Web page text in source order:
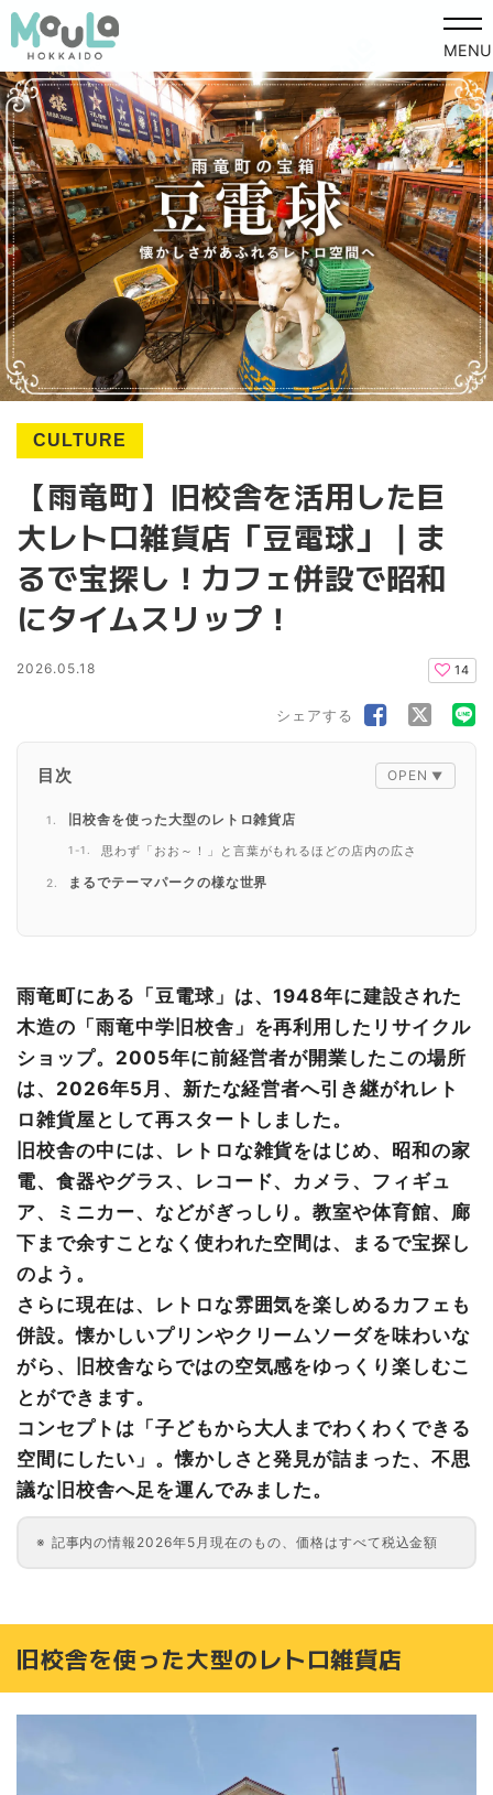
MENU
CULTURE
【雨竜町】旧校舎を活用した巨
大レトロ雑貨店「豆電球」｜ま
るで宝探し！カフェ併設で昭和
にタイムスリップ！
2026.05.18 14
シェアする
目次
旧校舎を使った大型のレトロ雑貨店
思わず「おお～！」と言葉がもれるほどの店内の広さ
まるでテーマパークの様な世界
雨竜町にある「豆電球」は、1948年に建設された
木造の「雨竜中学旧校舎」を再利用したリサイクル
ショップ。2005年に前経営者が開業したこの場所
は、2026年5月、新たな経営者へ引き継がれレト
ロ雑貨屋として再スタートしました。
旧校舎の中には、レトロな雑貨をはじめ、昭和の家
電、食器やグラス、レコード、カメラ、フィギュ
ア、ミニカー、などがぎっしり。教室や体育館、廊
下まで余すことなく使われた空間は、まるで宝探し
のよう。
さらに現在は、レトロな雰囲気を楽しめるカフェも
併設。懐かしいプリンやクリームソーダを味わいな
がら、旧校舎ならではの空気感をゆっくり楽しむこ
とができます。
コンセプトは「子どもから大人までわくわくできる
空間にしたい」。懐かしさと発見が詰まった、不思
議な旧校舎へ足を運んでみました。
記事内の情報2026年5月現在のもの、価格はすべて税込金額
旧校舎を使った大型のレトロ雑貨店